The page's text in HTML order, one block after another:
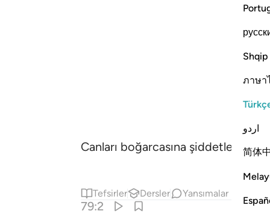
Shqip
ภาษา
اردو
简体
Canları boğarcasına şiddetle çekip
Tefsirler Dersler Yansımalar
79:2